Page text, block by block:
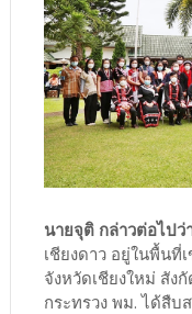
นายจุติ กล่าวต่อไปว่
เชียงดาว อยู่ในพื้น
จังหวัดเชียงใหม่ สั
กระทรวง พม. ได้สืบ